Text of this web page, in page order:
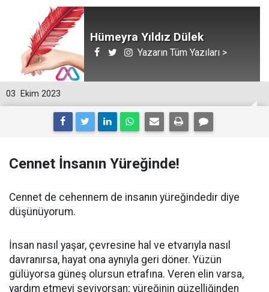
Hümeyra Yıldız Dülek
Yazarın Tüm Yazıları >
03 Ekim 2023
Cennet İnsanın Yüreğinde!
Cennet de cehennem de insanın yüreğindedir diye
düşünüyorum.
İnsan nasıl yaşar, çevresine hal ve etvarıyla nasıl
davranırsa, hayat ona aynıyla geri döner. Yüzün
gülüyorsa güneş olursun etrafına. Veren elin varsa,
yardım etmeyi seviyorsan; yüreğinin güzelliğinden